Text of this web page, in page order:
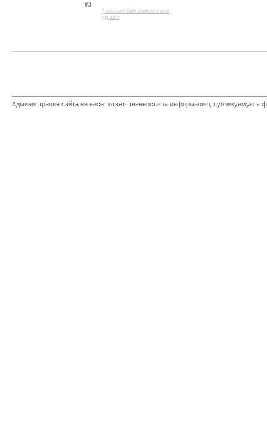
#3
* контакт был изменен или
удален
Администрация сайта не несет ответственности за информацию, публикуемую